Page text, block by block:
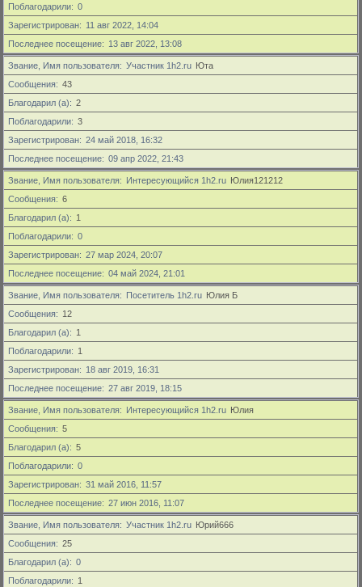
Поблагодарили
0
Зарегистрирован
11 авг 2022, 14:04
Последнее посещение
13 авг 2022, 13:08
Звание, Имя пользователя Участник 1h2.ru Юта
Сообщения
43
Благодарил (а)
2
Поблагодарили
3
Зарегистрирован
24 май 2018, 16:32
Последнее посещение
09 апр 2022, 21:43
Звание, Имя пользователя Интересующийся 1h2.ru Юлия121212
Сообщения
6
Благодарил (а)
1
Поблагодарили
0
Зарегистрирован
27 мар 2024, 20:07
Последнее посещение
04 май 2024, 21:01
Звание, Имя пользователя Посетитель 1h2.ru Юлия Б
Сообщения
12
Благодарил (а)
1
Поблагодарили
1
Зарегистрирован
18 авг 2019, 16:31
Последнее посещение
27 авг 2019, 18:15
Звание, Имя пользователя Интересующийся 1h2.ru Юлия
Сообщения
5
Благодарил (а)
5
Поблагодарили
0
Зарегистрирован
31 май 2016, 11:57
Последнее посещение
27 июн 2016, 11:07
Звание, Имя пользователя Участник 1h2.ru Юрий666
Сообщения
25
Благодарил (а)
0
Поблагодарили
1